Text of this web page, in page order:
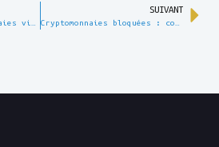
SUIVANT